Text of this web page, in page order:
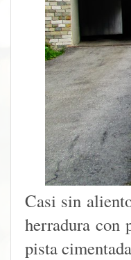
Casi sin
herradura con
pista